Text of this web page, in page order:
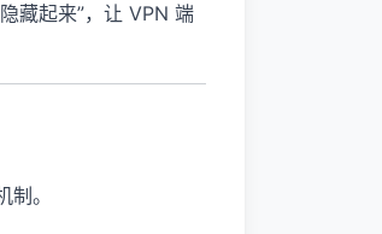
藏起来”，让 VPN 端
。